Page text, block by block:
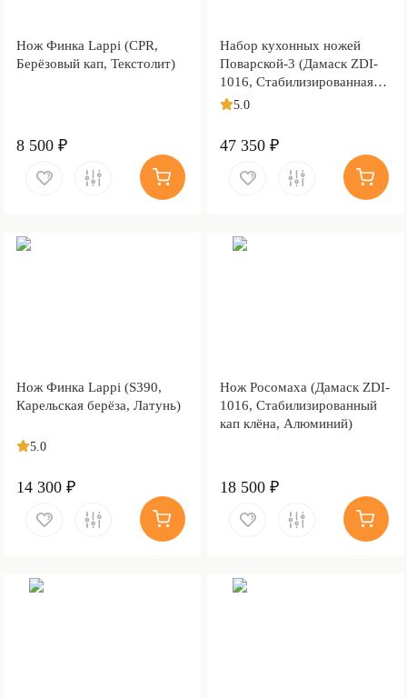
Нож Финка Lappi (CPR,
Берёзовый кап, Текстолит)
8 500 ₽
Набор кухонных ножей
Поварской-3 (Дамаск ZDI-
1016, Стабилизированная
карельская береза
5.0
47 350 ₽
Нож Финка Lappi (S390,
Карельская берёза, Латунь)
5.0
14 300 ₽
Нож Росомаха (Дамаск ZDI-
1016, Стабилизированный
кап клёна, Алюминий)
18 500 ₽